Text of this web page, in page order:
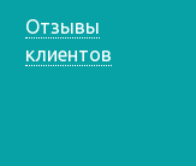
Отзывы
клиентов